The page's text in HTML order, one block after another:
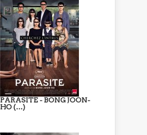
PARASITE - BONG JOON-
HO (…)